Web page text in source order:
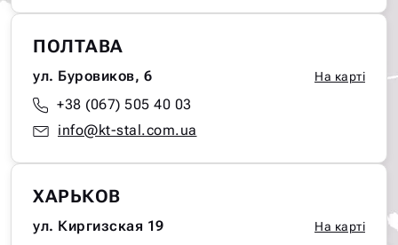
ПОЛТАВА
ул. Буровиков, 6 На карті
+38 (067) 505 40 03
info@kt-stal.com.ua
ХАРЬКОВ
ул. Киргизская 19 На карті